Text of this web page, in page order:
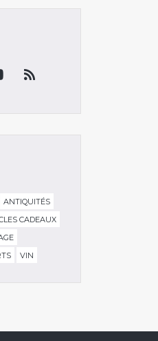
ANTIQUITÉS
CADEAUX
VIN